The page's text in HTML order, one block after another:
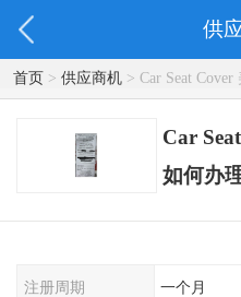
供
首页> 供应商机> Car Seat
Label注册
Car
如何办
注册周期 一个月